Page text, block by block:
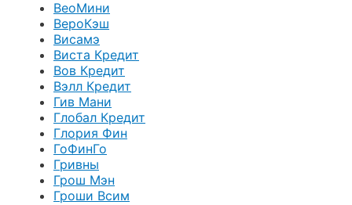
ВеоМини
ВероКэш
Висамэ
Виста Кредит
Вов Кредит
Вэлл Кредит
Гив Мани
Глобал Кредит
Глория Фин
ГоФинГо
Гривны
Грош Мэн
Гроши Всим